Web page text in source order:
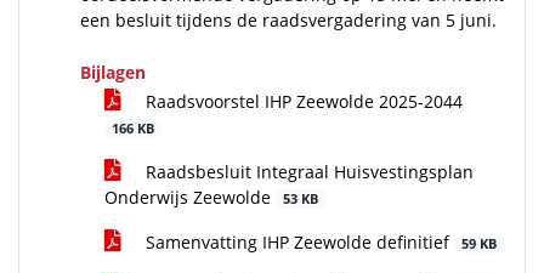
een besluit tijdens de raadsvergadering van 5 juni.
Bijlagen
Raadsvoorstel IHP Zeewolde 2025-2044
166 KB
Raadsbesluit Integraal Huisvestingsplan
Onderwijs Zeewolde
53 KB
Samenvatting IHP Zeewolde definitief 59 KB